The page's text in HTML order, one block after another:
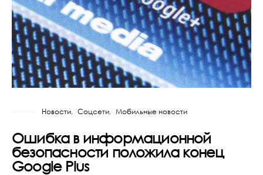
Новости Соцсети Мобильные новости
Ошибка в информационной
безопасности положила конец
Google Plus